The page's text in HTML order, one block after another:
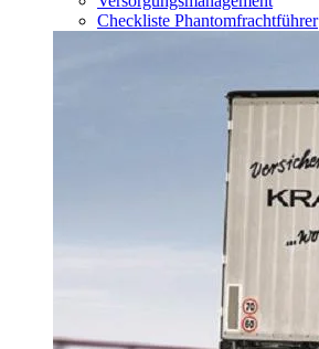
Checkliste Phantomfrachtführer